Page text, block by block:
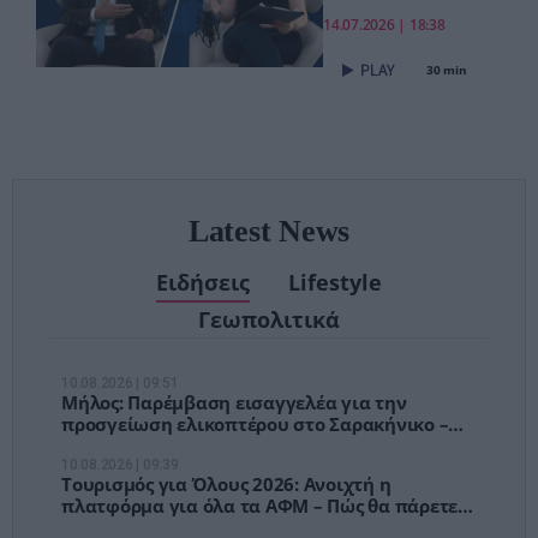
«Το νέο ΕΣΥ
είναι ήδη εδώ
– Τέλος στις
14.07.2026 | 18:38
30 min
Latest News
Ειδήσεις
Lifestyle
Γεωπολιτικά
Μήλος: Παρέμβαση εισαγγελέα για την
προσγείωση ελικοπτέρου στο Σαρακήνικο –
Τουρισμός για Όλους 2026: Ανοιχτή η
πλατφόρμα για όλα τα ΑΦΜ – Πώς θα πάρετε